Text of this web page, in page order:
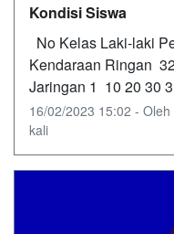
Kondisi Siswa
No Kelas Laki-laki
Kendaraan Ringan
Jaringan 1 10 20 30
16/02/2023 15:02 -
kali